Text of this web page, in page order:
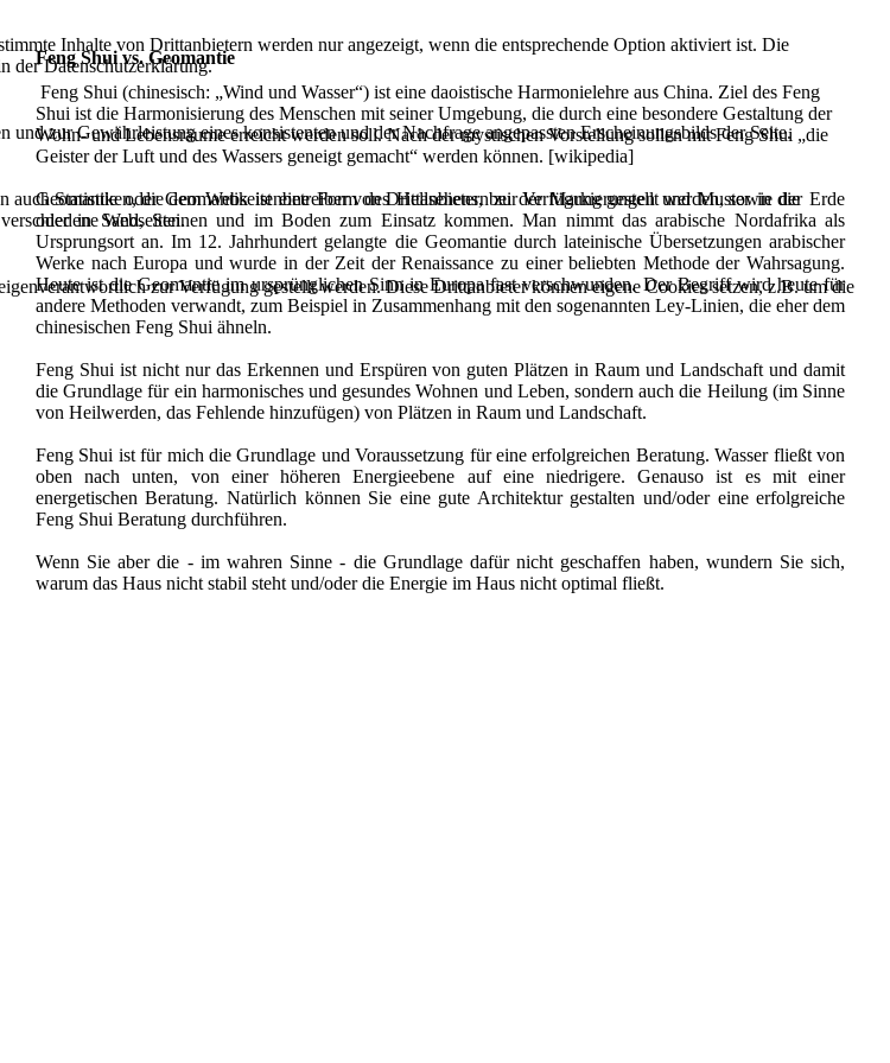
Feng Shui vs. Geomantie
Feng Shui (chinesisch: „Wind und Wasser“) ist eine daoistische Harmonielehre aus China. Ziel des Feng
Shui ist die Harmonisierung des Menschen mit seiner Umgebung, die durch eine besondere Gestaltung der
Wohn- und Lebensräume erreicht werden soll. Nach der mystischen Vorstellung sollen mit Feng Shui „die
Geister der Luft und des Wassers geneigt gemacht“ werden können. [wikipedia]
Geomantie oder Geomantik ist eine Form des Hellsehens, bei der Markierungen und Muster in der Erde
oder in Sand, Steinen und im Boden zum Einsatz kommen. Man nimmt das arabische Nordafrika als
Ursprungsort an. Im 12. Jahrhundert gelangte die Geomantie durch lateinische Übersetzungen arabischer
Werke nach Europa und wurde in der Zeit der Renaissance zu einer beliebten Methode der Wahrsagung.
Heute ist die Geomantie im ursprünglichen Sinn in Europa fast verschwunden. Der Begriff wird heute für
andere Methoden verwandt, zum Beispiel in Zusammenhang mit den sogenannten Ley-Linien, die eher dem
chinesischen Feng Shui ähneln.
Feng Shui ist nicht nur das Erkennen und Erspüren von guten Plätzen in Raum und Landschaft und damit
die Grundlage für ein harmonisches und gesundes Wohnen und Leben, sondern auch die Heilung (im Sinne
von Heilwerden, das Fehlende hinzufügen) von Plätzen in Raum und Landschaft.
Feng Shui ist für mich die Grundlage und Voraussetzung für eine erfolgreichen Beratung. Wasser fließt von
oben nach unten, von einer höheren Energieebene auf eine niedrigere. Genauso ist es mit einer
energetischen Beratung. Natürlich können Sie eine gute Architektur gestalten und/oder eine erfolgreiche
Feng Shui Beratung durchführen.
Wenn Sie aber die - im wahren Sinne - die Grundlage dafür nicht geschaffen haben, wundern Sie sich,
warum das Haus nicht stabil steht und/oder die Energie im Haus nicht optimal fließt.
Inhalte von Drittanbietern werden nur angezeigt, wenn die entsprechende Option aktiviert ist. Die
der Datenschutzerklärung.
zur Gewährleistung eines konsistenten und der Nachfrage angepassten Erscheinungsbilds der Seite.
Statistiken, die dem Webseitenbetreiber von Drittanbietern zur Verfügung gestellt werden, sowie die
Webseiten.
zur Verfügung gestellt werden. Diese Drittanbieter können eigene Cookies setzen, z.B. um die